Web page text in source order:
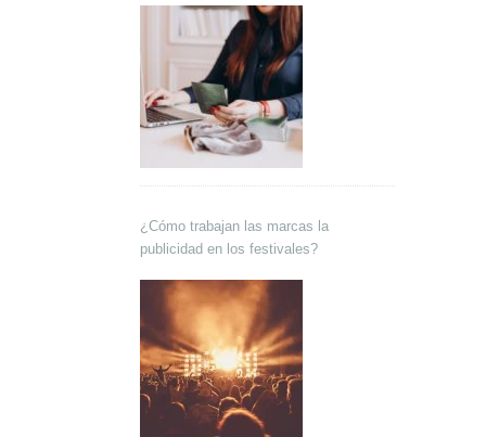
¿Cómo trabajan las marcas la
publicidad en los festivales?